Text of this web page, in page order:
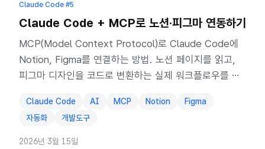
Claude Code #5
Claude Code + MCP로 노션·피그마 연동하기
MCP(Model Context Protocol)로 Claude Code에
Notion, Figma를 연결하는 방법. 노션 페이지를 읽고,
피그마 디자인을 코드로 변환하는 실제 워크플로우를 공
Claude Code AI MCP Notion
Figma
자동화
개발도구
2026년 3월 15일